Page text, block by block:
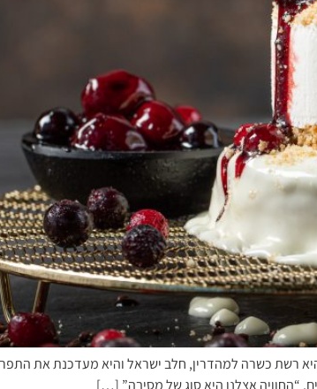
רשת כשרה למהדרין, חלב ישראל והיא מעדכנת את